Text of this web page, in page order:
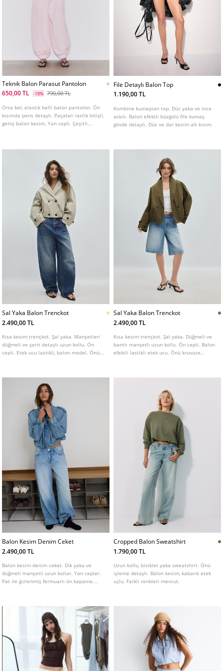
Teknik Balon Parasut Pantolon
650,00 TL
-18% 790,00 TL
Orta bel, elastik belli balon pantolon. Ön
kısımda pens detaylı. Paçaları lastik bitişli,
geniş balon kesim. Yan cepli. Çeşitli
File Detaylı Balon Top
1.190,00 TL
Kombine kumaştan top. Düz yaka ve ince
askılı. Balon efektli büzgülü file kumaş
gövde detaylı. Düz ve dar kesim alt kısım.
Sal Yaka Balon Trenckot
2.490,00 TL
Kısa kesim trençkot. Şal yaka. Manşetleri
düğmeli ve şerit detaylı uzun kollu. Ön
cepli. Etek ucu lastikli, balon model. Önü
Sal Yaka Balon Trenckot
2.490,00 TL
Kısa kesim trençkot. Şal yaka. Düğmeli ve
bantlı manşetli uzun kollu. Ön cepli. Balon
efektli lastikli etek ucu. Önü kruvaze
Balon Kesim Denim Ceket
2.490,00 TL
Balon kesim denim ceket. Dik yaka ve
düğmeli manşetli uzun kollar. Yan cepler.
Pat ile gizlenmiş fermuarlı ön kapama.
Cropped Balon Sweatshirt
1.790,00 TL
Uzun kollu, bisiklet yaka sweatshirt. Önü
işleme detaylı. Balon kesim, kabarık etek
uçlu. Farklı renkleri mevcut.